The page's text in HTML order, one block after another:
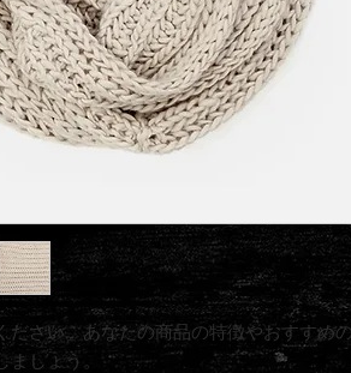
ださい。あなたの商品の特徴やおすすめ
ましょう。